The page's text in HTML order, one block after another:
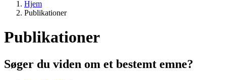
Hjem
Publikationer
Publikationer
Søger du viden om et bestemt emne?